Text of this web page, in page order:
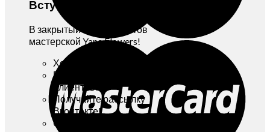
Вступайте!
В закрытый Клуб Клиентов
мастерской Yana Flowers!
Хотите бонусы и скидки?
Вступайте в Клуб
Клиентов!
Получайте рассылку
Вконтакте!
Отписаться можно в